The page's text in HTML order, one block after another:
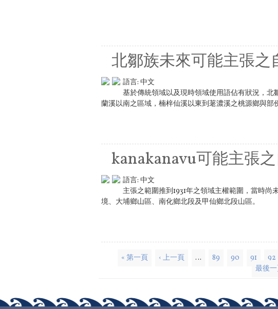
北鄒族未來可能主張之
語言: 中文
基於傳統領域以及現時領域使用語佔有狀況，
蘭溪以南之區域，楠梓仙溪以東到荖濃溪之桃源鄉與部
kanakanavu可能主張
語言: 中文
主張之範圍推到1931年之領域主權範圍，當時
境、大埔鄉山區、南化鄉北段及甲仙鄉北段山區。
頁面« 第一頁 ‹ 上一頁 … 89 90 91 92
最後